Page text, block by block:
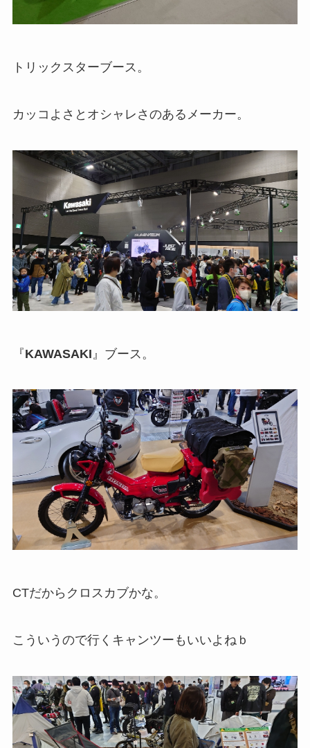
トリックスターブース。
カッコよさとオシャレさのあるメーカー。
『KAWASAKI 』ブース。
CTだからクロスカブかな。
こういうので行くキャンツーもいいよねｂ